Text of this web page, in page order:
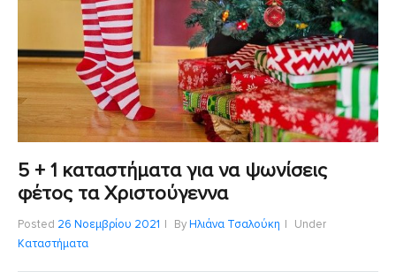
5 + 1 καταστήματα για να ψωνίσεις
φέτος τα Χριστούγεννα
Posted 26 Νοεμβρίου 2021 ByΗλιάνα Τσαλούκη
Under
Καταστήματα